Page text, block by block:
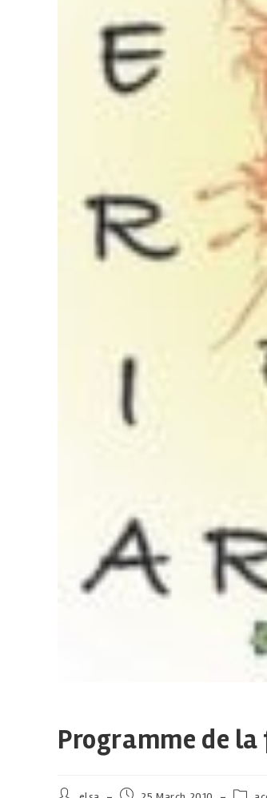
Programme de la